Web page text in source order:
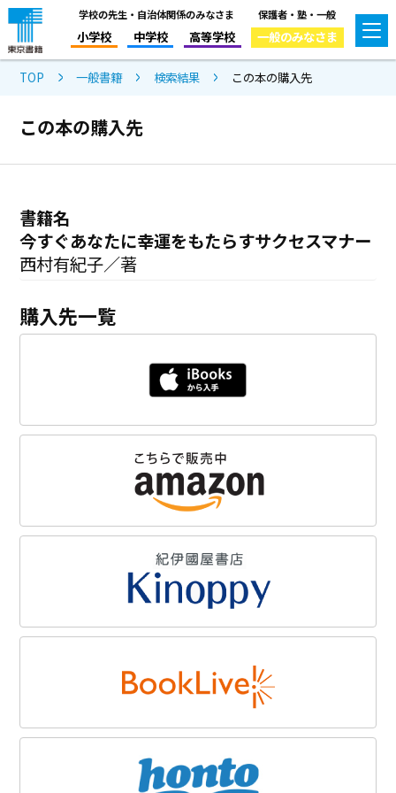
学校の先生・自治体関係のみなさま
小学校 中学校 高等学校
保護者・塾・一般
一般のみなさま
TOP 一般書籍 検索結果 この本の購入先
この本の購入先
書籍名
今すぐあなたに幸運をもたらすサクセスマナー
西村有紀子／著
購入先一覧